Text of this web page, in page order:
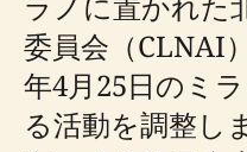
委員会（CLNAI
年4月25日のミ
る活動を調整し